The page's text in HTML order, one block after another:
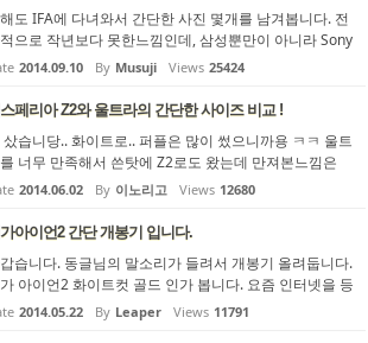
도 IFA에 다녀와서 간단한 사진 몇개를 남겨봅니다. 전
으로 작년보다 못한느낌인데, 삼성뿐만이 아니라 Sony
다른 업체역시 작년도다 조금 작아진게 아닌가 하는 느
입니다. 삼성의 경우 전시장 옆에 새로 지은 건물인 Cityc
라는 건물을 빌려 더 크게 바뀌었음에도 불구하고 전반
으로 부족한 느낌을 지울수 없었고 소니역시 그닥.... 이라
느낌이 강했습니다. 일단 삼성이 전반적으로 미는 물건
갤럭시 알파였습니다. 다만 느낌이 뭔가.... 글속재질 테
는 좋은데, 백아연처럼 일체형은 ...
2014.09.10 By Musuji Views 25424
페리아 Z2와 울트라의 간단한 사이즈 비교 !
샀습니당.. 화이트로.. 퍼플은 많이 썼으니까용 ㅋㅋ 울트
너무 만족해서 쓴탓에 Z2로도 왔는데 만져본느낌은
좋네요 ㅋㅋ 울트라의 최대단점이자 최악의 단점인 카
라.. 이게 Z2에선 카메라가 짱짱맨이니까요 ㅠㅠ 여전히
워부스에서 미드를 틀어놓고 샤워할수 있게 되었고,,
간은 금이잖아요..] 간단한 사실들을 아래 정리해서 적어
요 ㅜㅜ전 뭐 전문가도 아니고,, 1. 울트라에서 쓰던 충
독을 Z2에서도 쓸수있습니다. 2. Z2에선 노래듣다가 카
면 노래가 잠깐 음...
2014.06.02 By 이노리고 Views 12680
아이언2 간단 개봉기 입니다.
습니다. 동글님의 말소리가 들려서 개봉기 올려둡니다.
아이언2 화이트컷 골드 인가 봅니다. 요즘 인터넷을 등
헸더니 정확한 명칭은 모르겠습니다. 여튼 간단 개봉
올립니다. 찬조출연 아이폰 5입니다. ^^
2014.05.22 By Leaper Views 11791